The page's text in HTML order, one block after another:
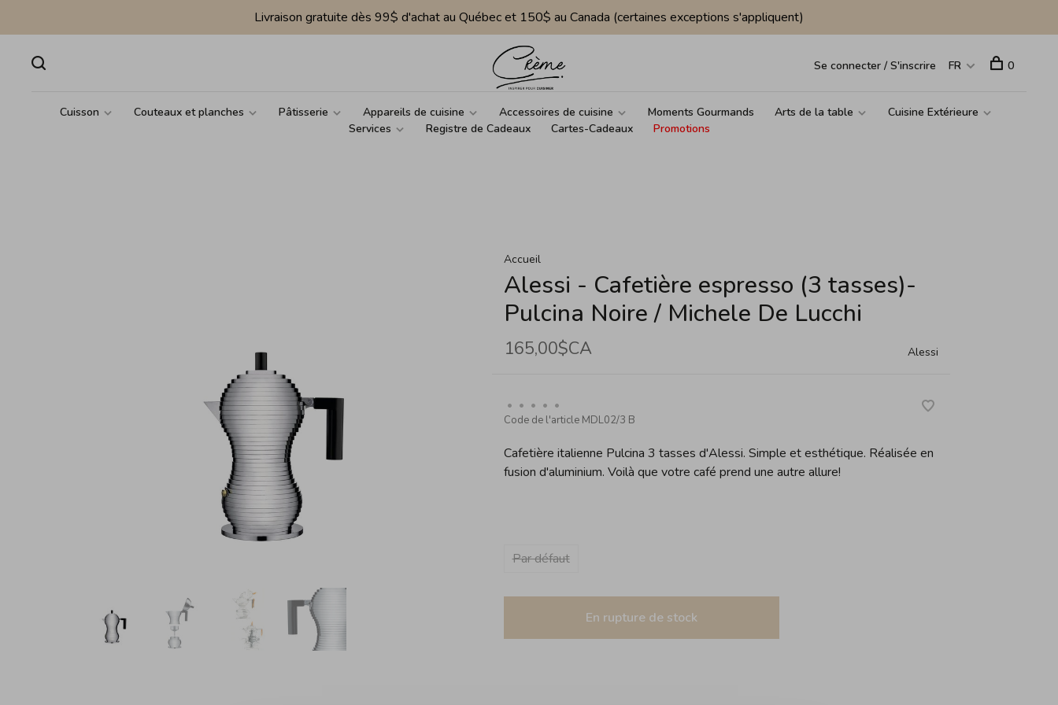
Livraison gratuite dès 99$ d'achat au Québec et 150$ au Canada (certaines exceptions s'appliquent)
Cuisson Couteaux et planches Pâtisserie Appareils de cuisine Accessoires de cuisine Moments Gourmands Arts de la table
Cuisine Extérieure
Services
Registre de Cadeaux Cartes-Cadeaux Promotions
Se connecter / S'inscrire FR 0
Accueil
Alessi - Cafetière espresso (3 tasses)-
Pulcina Noire / Michele De Lucchi
165,00$CA Alessi
• • • • •
Code de l'articleMDL02/3 B
Cafetière italienne Pulcina 3 tasses d'Alessi. Simple et esthétique. Réalisée en
fusion d'aluminium. Voilà que votre café prend une autre allure!
Par défaut
En rupture de stock